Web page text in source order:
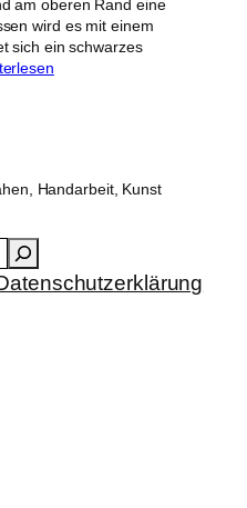
am oberen Rand eine
wird es mit einem
sich ein schwarzes
Handarbeit, Kunst